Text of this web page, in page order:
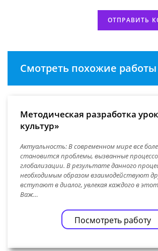
Смотреть похожие работы
Методическая разработка
культур»
Актуальность: В современном мире все
становится проблемы, вызванные
глобализации. В результате данного
необходимым образом взаимодействуют
вступают в диалог, увлекая каждого в
Важ…
Посмотреть работу